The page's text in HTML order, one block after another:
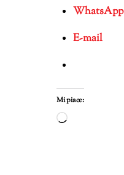
WhatsApp
E-mail
Mi piace:
Caricamento